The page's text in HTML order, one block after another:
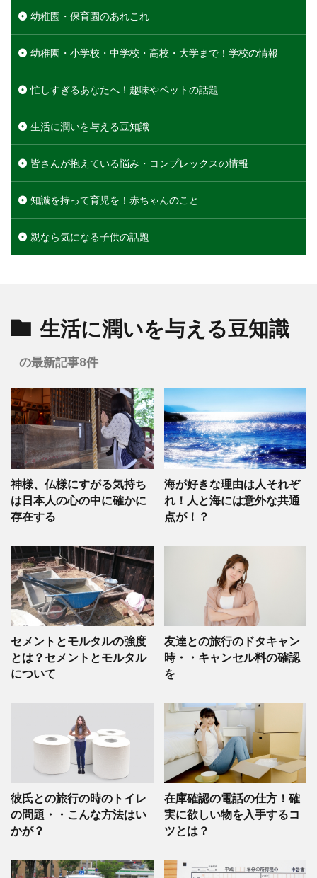
幼稚園・保育園のあれこれ
幼稚園・小学校・中学校・高校・大学まで！学校の情報
忙しすぎるあなたへ！趣味やペットの話題
生活に潤いを与える豆知識
皆さんが抱えている悩み・コンプレックスの情報
知識を持って育児を！赤ちゃんのこと
親なら気になる子供の話題
生活に潤いを与える豆知識
の最新記事8件
神様、仏様にすがる気持ち
は日本人の心の中に確かに
存在する
海が好きな理由は人それぞ
れ！人と海には意外な共通
点が！？
セメントとモルタルの強度
とは？セメントとモルタル
について
友達との旅行のドタキャン
時・・キャンセル料の確認
を
彼氏との旅行の時のトイレ
の問題・・こんな方法はい
かが？
在庫確認の電話の仕方！確
実に欲しい物を入手するコ
ツとは？